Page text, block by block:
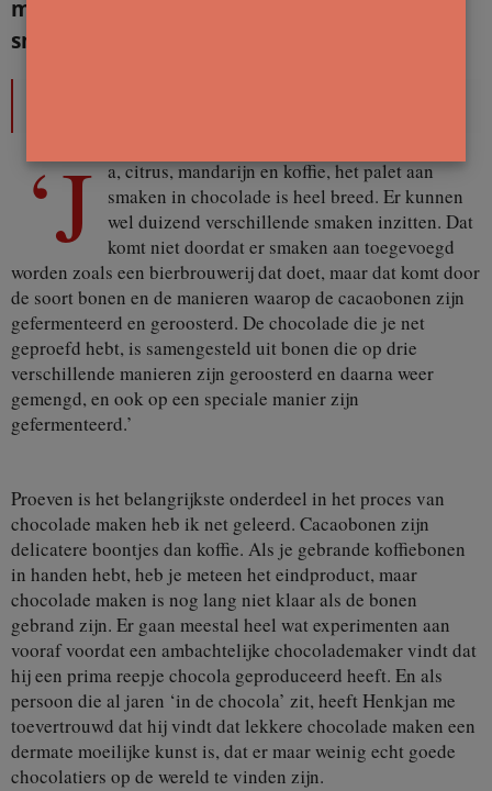
mijn mond openbaren zich bijzondere
smaken, iets van sinaasappel en koffie?
‘J a, citrus, mandarijn en koffie, het palet aan
smaken in chocolade is heel breed. Er kunnen
wel duizend verschillende smaken inzitten. Dat
komt niet doordat er smaken aan toegevoegd
worden zoals een bierbrouwerij dat doet, maar dat komt door
de soort bonen en de manieren waarop de cacaobonen zijn
gefermenteerd en geroosterd. De chocolade die je net
geproefd hebt, is samengesteld uit bonen die op drie
verschillende manieren zijn geroosterd en daarna weer
gemengd, en ook op een speciale manier zijn
gefermenteerd.’
Proeven is het belangrijkste onderdeel in het proces van
chocolade maken heb ik net geleerd. Cacaobonen zijn
delicatere boontjes dan koffie. Als je gebrande koffiebonen
in handen hebt, heb je meteen het eindproduct, maar
chocolade maken is nog lang niet klaar als de bonen
gebrand zijn. Er gaan meestal heel wat experimenten aan
vooraf voordat een ambachtelijke chocolademaker vindt dat
hij een prima reepje chocola geproduceerd heeft. En als
persoon die al jaren ‘in de chocola’ zit, heeft Henkjan me
toevertrouwd dat hij vindt dat lekkere chocolade maken een
dermate moeilijke kunst is, dat er maar weinig echt goede
chocolatiers op de wereld te vinden zijn.